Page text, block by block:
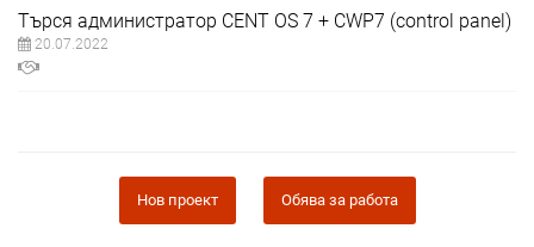
Търся администратор CENT OS 7 + CWP7 (control panel)
20.07.2022
Нов проект Обява за работа